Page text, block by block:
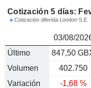
Cotización 5 días:
Cotización diferida London S.E.
03/08/
Último
847,50
Volumen
402.750
Variación
-1,68 %